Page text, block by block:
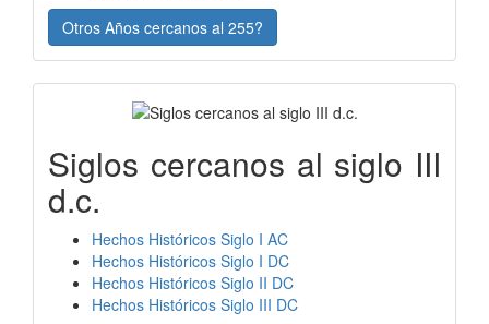
Otros Años cercanos al 255?
Siglos cercanos al siglo III
d.c.
Hechos Históricos Siglo I AC
Hechos Históricos Siglo I DC
Hechos Históricos Siglo II DC
Hechos Históricos Siglo III DC